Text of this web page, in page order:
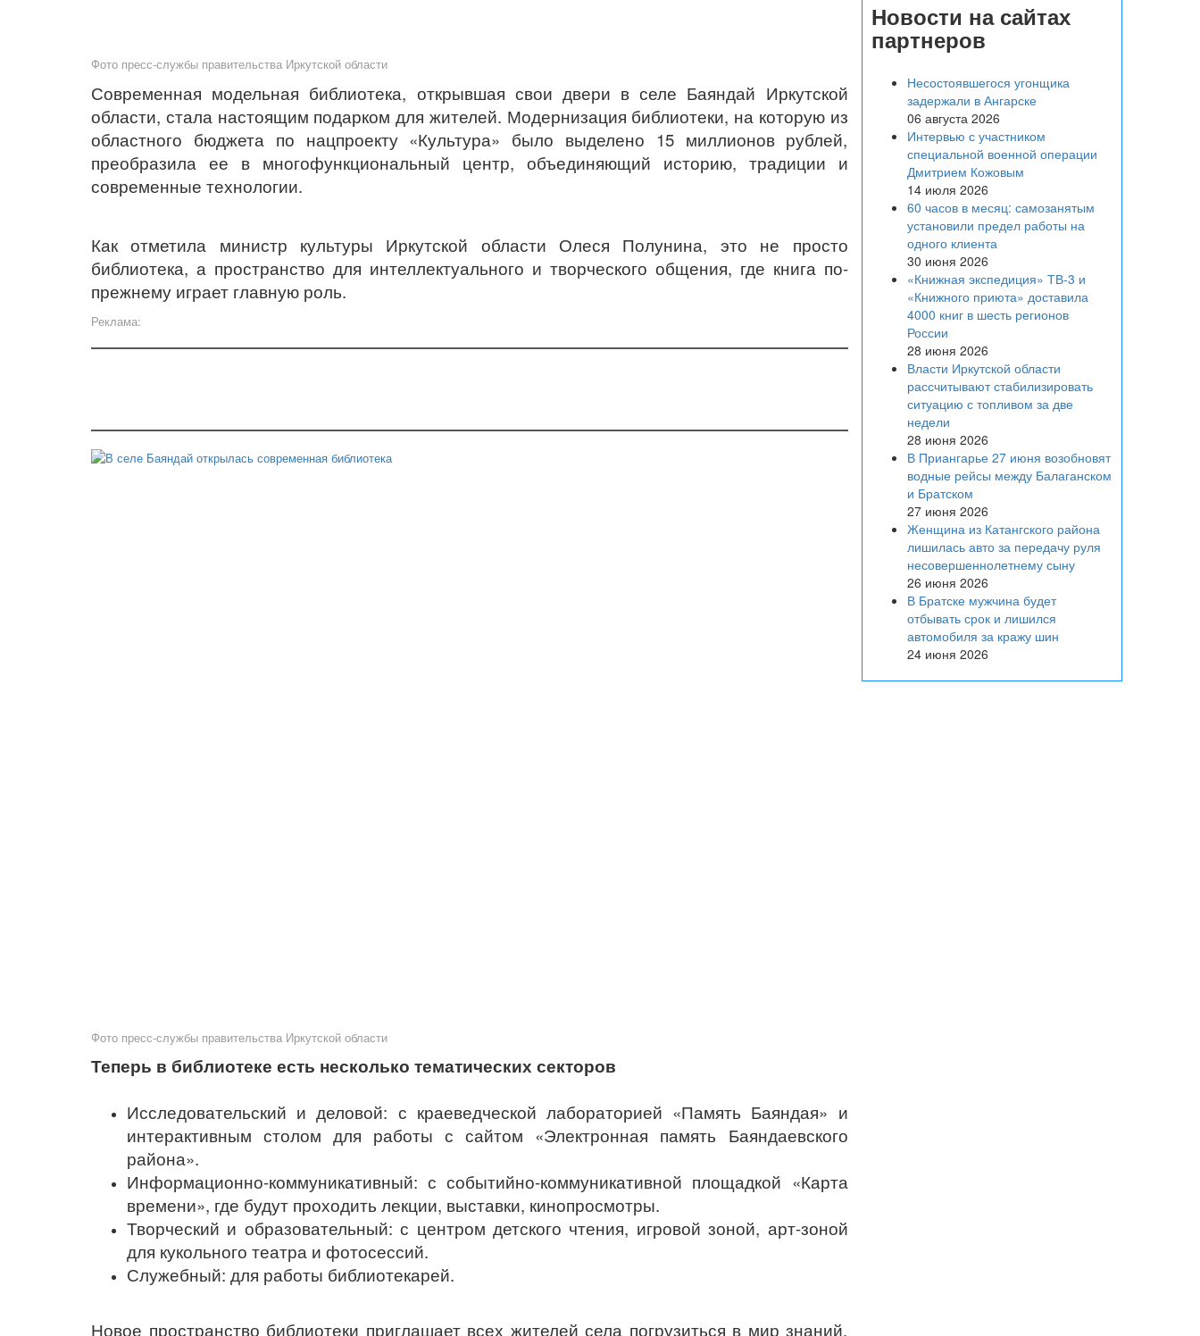
Фото пресс-службы правительства Иркутской области
Современная модельная библиотека, открывшая свои двери в селе Баяндай Иркутской
области, стала настоящим подарком для жителей. Модернизация библиотеки, на которую из
областного бюджета по нацпроекту «Культура» было выделено 15 миллионов рублей,
преобразила ее в многофункциональный центр, объединяющий историю, традиции и
современные технологии.
Как отметила министр культуры Иркутской области Олеся Полунина, это не просто
библиотека, а пространство для интеллектуального и творческого общения, где книга по-
прежнему играет главную роль.
Реклама:
Фото пресс-службы правительства Иркутской области
Теперь в библиотеке есть несколько тематических секторов
Исследовательский и деловой: с краеведческой лабораторией «Память Баяндая» и
интерактивным столом для работы с сайтом «Электронная память Баяндаевского
района».
Информационно-коммуникативный: с событийно-коммуникативной площадкой «Карта
времени», где будут проходить лекции, выставки, кинопросмотры.
Творческий и образовательный: с центром детского чтения, игровой зоной, арт-зоной
для кукольного театра и фотосессий.
Служебный: для работы библиотекарей.
Новое пространство библиотеки приглашает всех жителей села погрузиться в мир знаний,
Новости на сайтах
партнеров
Несостоявшегося угонщика
задержали в Ангарске
06 августа 2026
Интервью с участником
специальной военной операции
Дмитрием Кожовым
14 июля 2026
60 часов в месяц: самозанятым
установили предел работы на
одного клиента
30 июня 2026
«Книжная экспедиция» ТВ-3 и
«Книжного приюта» доставила
4000 книг в шесть регионов
России
28 июня 2026
Власти Иркутской области
рассчитывают стабилизировать
ситуацию с топливом за две
недели
28 июня 2026
В Приангарье 27 июня возобновят
водные рейсы между Балаганском
и Братском
27 июня 2026
Женщина из Катангского района
лишилась авто за передачу руля
несовершеннолетнему сыну
26 июня 2026
В Братске мужчина будет
отбывать срок и лишился
автомобиля за кражу шин
24 июня 2026